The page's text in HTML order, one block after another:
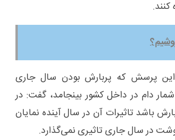
کنند.
پرسش که پربارش بودن سال جاری
دام در داخل کشور بینجامد، گفت: در
باشد تاثیرات آن در سال آینده نمایان
در سال جاری تاثیری نمی‌گذارد.